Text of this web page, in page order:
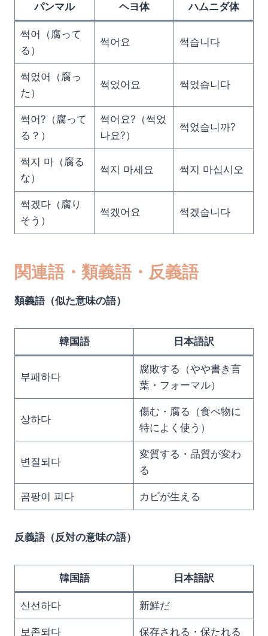
パンマル ヘヨ体 ハムニダ体
썩어（腐って
る）
썩어요 썩습니다
썩었어（腐っ
た）
썩었어요 썩었습니다
썩어?（腐って
る？）
썩어요?（썩었
나요?）
썩었습니까?
썩지 마（腐る
な）
썩지 마세요 썩지 마십시오
썩겠다（腐り
そう）
썩겠어요 썩겠습니다
関連語・類義語・反義語
類義語（似た意味の語）
韓国語 日本語訳
부패하다
腐敗する（やや書き言
葉・フォーマル）
상하다
傷む・腐る（食べ物に
特によく使う）
변질되다
変質する・品質が変わ
る
곰팡이 피다 カビが生える
反義語（反対の意味の語）
韓国語 日本語訳
신선하다 新鮮だ
보존되다 保存される・保たれる